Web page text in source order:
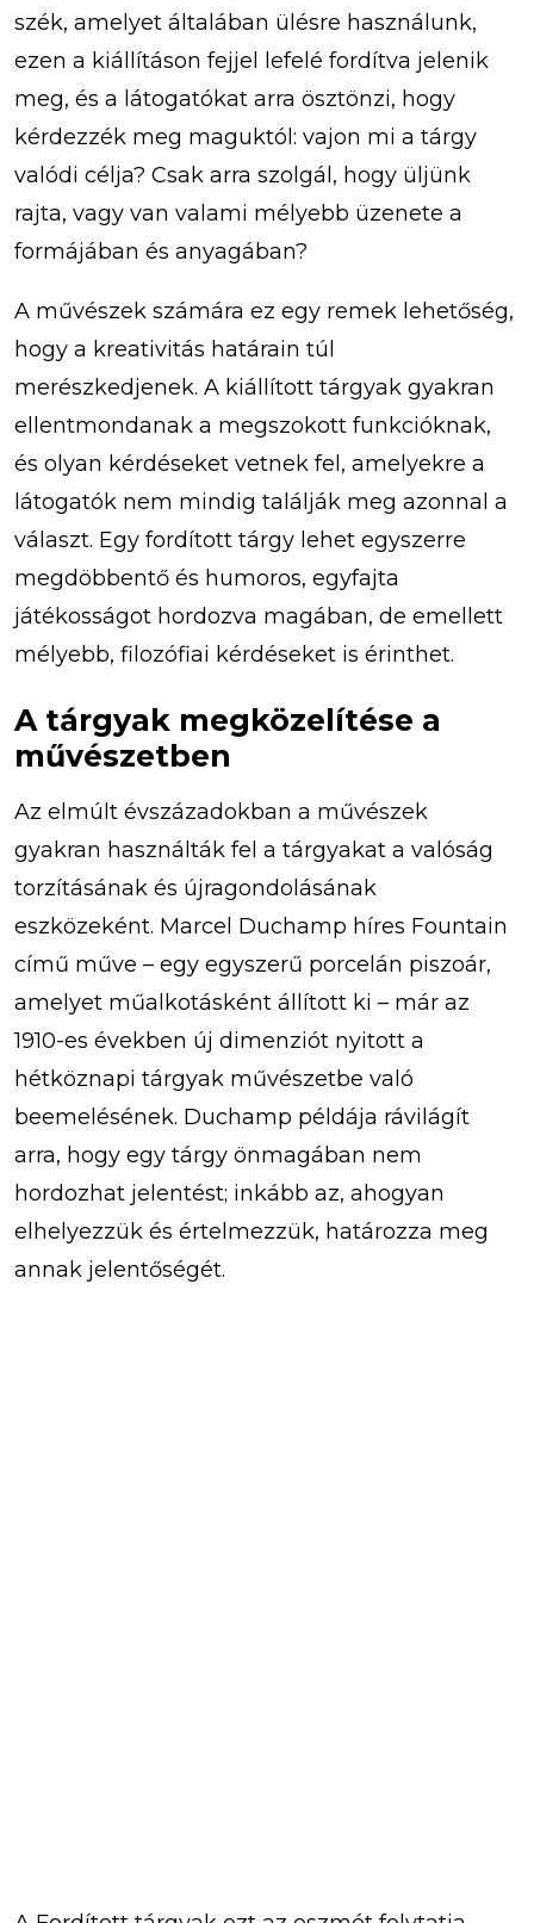
szék, amelyet általában ülésre használunk,
ezen a kiállításon fejjel lefelé fordítva jelenik
meg, és a látogatókat arra ösztönzi, hogy
kérdezzék meg maguktól: vajon mi a tárgy
valódi célja? Csak arra szolgál, hogy üljünk
rajta, vagy van valami mélyebb üzenete a
formájában és anyagában?
A művészek számára ez egy remek lehetőség,
hogy a kreativitás határain túl
merészkedjenek. A kiállított tárgyak gyakran
ellentmondanak a megszokott funkcióknak,
és olyan kérdéseket vetnek fel, amelyekre a
látogatók nem mindig találják meg azonnal a
választ. Egy fordított tárgy lehet egyszerre
megdöbbentő és humoros, egyfajta
játékosságot hordozva magában, de emellett
mélyebb, filozófiai kérdéseket is érinthet.
A tárgyak megközelítése a
művészetben
Az elmúlt évszázadokban a művészek
gyakran használták fel a tárgyakat a valóság
torzításának és újragondolásának
eszközeként. Marcel Duchamp híres Fountain
című műve – egy egyszerű porcelán piszoár,
amelyet műalkotásként állított ki – már az
1910-es években új dimenziót nyitott a
hétköznapi tárgyak művészetbe való
beemelésének. Duchamp példája rávilágít
arra, hogy egy tárgy önmagában nem
hordozhat jelentést; inkább az, ahogyan
elhelyezzük és értelmezzük, határozza meg
annak jelentőségét.